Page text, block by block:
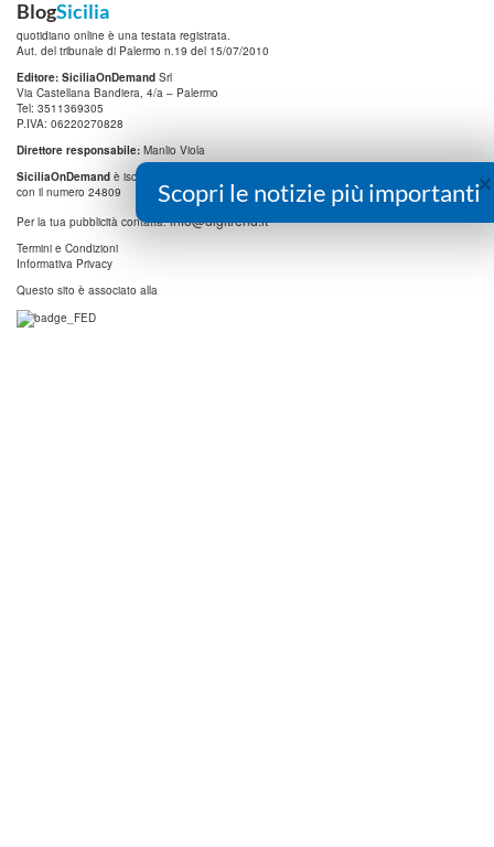
BlogSicilia
quotidiano online è una testata registrata.
Aut. del tribunale di Palermo n.19 del 15/07/2010
Editore: SiciliaOnDemand Srl
Via Castellana Bandiera, 4/a – Palermo
Tel: 3511369305
P.IVA: 06220270828
Direttore responsabile: Manlio Viola
SiciliaOnDemand è iscritta al
con il numero 24809
Per la tua pubblicità contatta:info@digitrend.it
Termini e Condizioni
Informativa Privacy
Questo sito è associato alla
×
Scopri le notizie più importanti